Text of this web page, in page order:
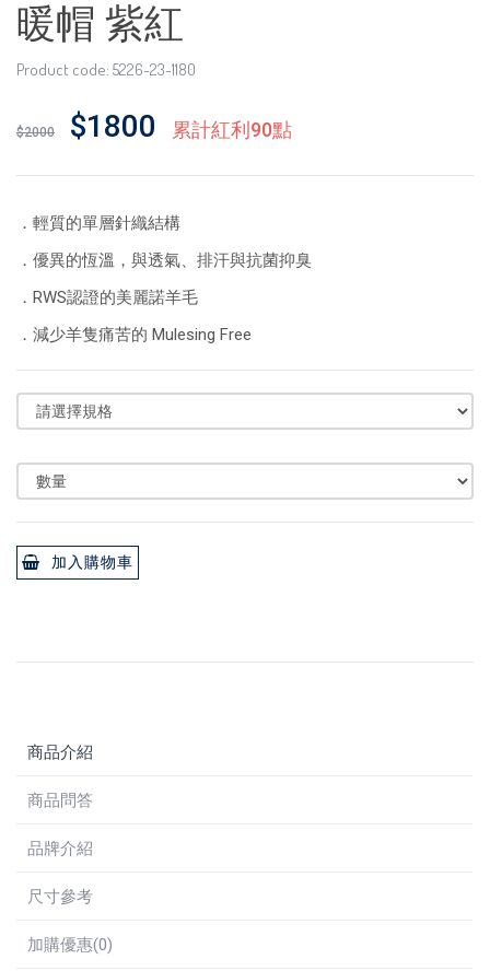
暖帽 紫紅
Product code: 5226-23-1180
$2000 $1800 累計紅利90點
．輕質的單層針織結構
．優異的恆溫，與透氣、排汗與抗菌抑臭
．RWS認證的美麗諾羊毛
．減少羊隻痛苦的 Mulesing Free
加入購物車
商品介紹
商品問答
品牌介紹
尺寸參考
加購優惠(0)